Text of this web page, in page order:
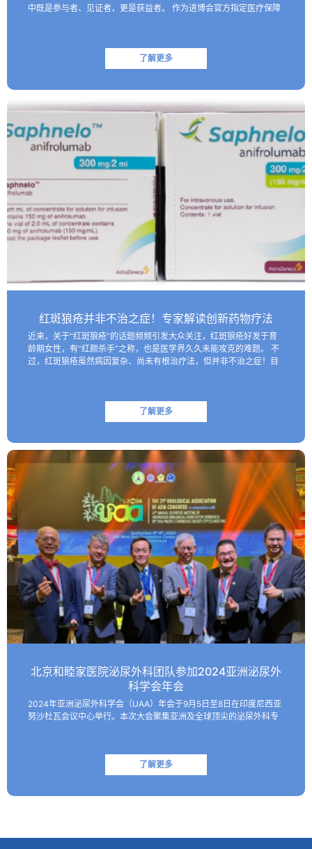
中既是参与者、见证者，更是获益者。 作为进博会官方指定医疗保障
了解更多
红斑狼疮并非不治之症！专家解读创新药物疗法
近来，关于“红斑狼疮”的话题频频引发大众关注，红斑狼疮好发于育
龄期女性，有“红颜杀手”之称，也是医学界久久未能攻克的难题。 不
过，红斑狼疮虽然病因复杂、尚未有根治疗法，但并非不治之症！目
了解更多
北京和睦家医院泌尿外科团队参加2024亚洲泌尿外
科学会年会
2024年亚洲泌尿外科学会（UAA）年会于9月5日至8日在印度尼西亚
努沙杜瓦会议中心举行。本次大会聚集亚洲及全球顶尖的泌尿外科专
了解更多